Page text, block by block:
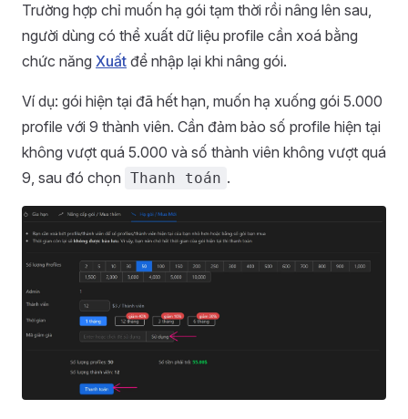
Trường hợp chỉ muốn hạ gói tạm thời rồi nâng lên sau,
người dùng có thể xuất dữ liệu profile cần xoá bằng
chức năng Xuất để nhập lại khi nâng gói.
Ví dụ: gói hiện tại đã hết hạn, muốn hạ xuống gói 5.000
profile với 9 thành viên. Cần đảm bảo số profile hiện tại
không vượt quá 5.000 và số thành viên không vượt quá
9, sau đó chọn Thanh toán .